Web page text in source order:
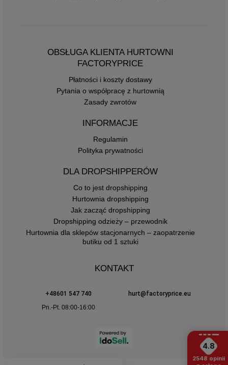
OBSŁUGA KLIENTA HURTOWNI
FACTORYPRICE
Płatności i koszty dostawy
Pytania o współpracę z hurtownią
Zasady zwrotów
INFORMACJE
Regulamin
Polityka prywatności
DLA DROPSHIPPERÓW
Co to jest dropshipping
Hurtownia dropshipping
Jak zacząć dropshipping
Dropshipping odzieży – przewodnik
Hurtownia dla sklepów stacjonarnych – zaopatrzenie
butiku od 1 sztuki
KONTAKT
+48601 547 740
hurt@factoryprice.eu
Pn.-Pt. 08:00-16:00
4.8
2548 opinii